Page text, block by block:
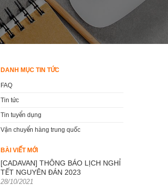
DANH MỤC TIN TỨC
FAQ
Tin tức
Tin tuyển dụng
Vận chuyển hàng trung quốc
BÀI VIẾT MỚI
[CADAVAN] THÔNG BÁO LỊCH NGHỈ
TẾT NGUYÊN ĐÁN 2023
Posted
28/10/2021